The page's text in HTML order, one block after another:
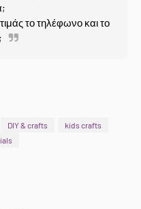
το τηλέφωνο και το
DIY & crafts
kids crafts